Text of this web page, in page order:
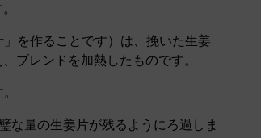
を作ることです）は、挽いた生姜
ブレンドを加熱したものです。
な量の生姜片が残るようにろ過しま